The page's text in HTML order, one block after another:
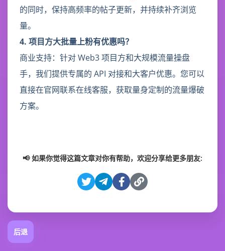
的同时，保持高频率的帖子更新，并持续补齐浏览
量。
4. 项目方大批量上粉有优惠吗？
商业支持：针对 Web3 项目方和大规模流量操盘
手，我们提供专属的 API 对接和大客户优惠。您可以
直接在官网联系在线客服，获取量身定制的流量爆破
方案。
📢 如果你觉得这篇文章对你有帮助，欢迎分享给更多朋友:
后退